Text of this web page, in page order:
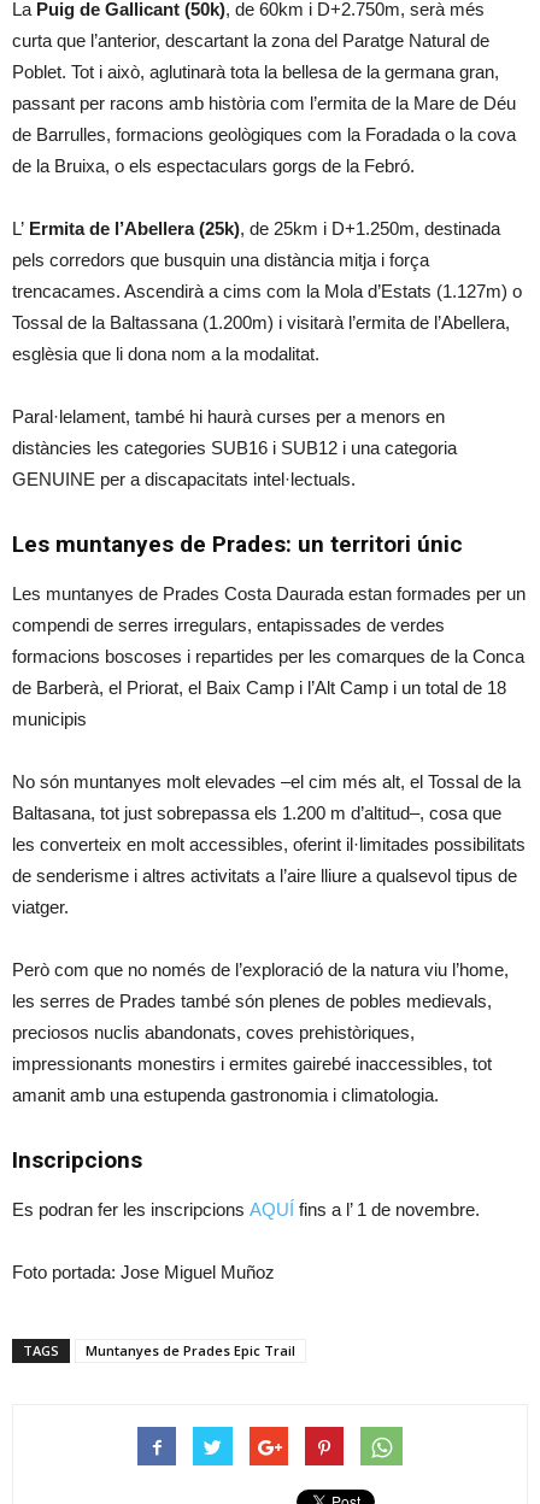
La Puig de Gallicant (50k), de 60km i D+2.750m, serà més
curta que l’anterior, descartant la zona del Paratge Natural de
Poblet. Tot i això, aglutinarà tota la bellesa de la germana gran,
passant per racons amb història com l’ermita de la Mare de Déu
de Barrulles, formacions geològiques com la Foradada o la cova
de la Bruixa, o els espectaculars gorgs de la Febró.
L’ Ermita de l’Abellera (25k), de 25km i D+1.250m, destinada
pels corredors que busquin una distància mitja i força
trencacames. Ascendirà a cims com la Mola d’Estats (1.127m) o
Tossal de la Baltassana (1.200m) i visitarà l’ermita de l’Abellera,
esglèsia que li dona nom a la modalitat.
Paral·lelament, també hi haurà curses per a menors en
distàncies les categories SUB16 i SUB12 i una categoria
GENUINE per a discapacitats intel·lectuals.
Les muntanyes de Prades: un territori únic
Les muntanyes de Prades Costa Daurada estan formades per un
compendi de serres irregulars, entapissades de verdes
formacions boscoses i repartides per les comarques de la Conca
de Barberà, el Priorat, el Baix Camp i l’Alt Camp i un total de 18
municipis
No són muntanyes molt elevades –el cim més alt, el Tossal de la
Baltasana, tot just sobrepassa els 1.200 m d’altitud–, cosa que
les converteix en molt accessibles, oferint il·limitades possibilitats
de senderisme i altres activitats a l’aire lliure a qualsevol tipus de
viatger.
Però com que no només de l’exploració de la natura viu l’home,
les serres de Prades també són plenes de pobles medievals,
preciosos nuclis abandonats, coves prehistòriques,
impressionants monestirs i ermites gairebé inaccessibles, tot
amanit amb una estupenda gastronomia i climatologia.
Inscripcions
Es podran fer les inscripcions AQUÍ fins a l’ 1 de novembre.
Foto portada: Jose Miguel Muñoz
TAGS Muntanyes de Prades Epic Trail